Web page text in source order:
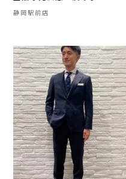
静岡駅前店